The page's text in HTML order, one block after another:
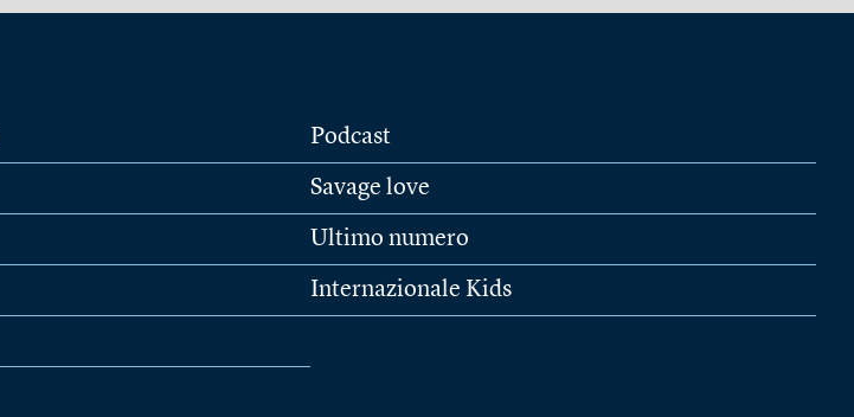
Podcast
Savage love
Ultimo numero
Internazionale Kids